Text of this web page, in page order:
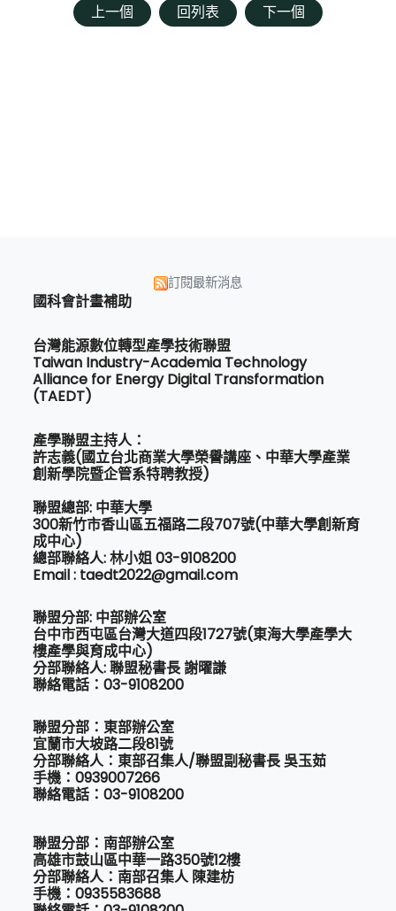
上一個 回列表 下一個
訂閱最新消息
國科會計畫補助
台灣能源數位轉型產學技術聯盟
Taiwan Industry-Academia Technology
Alliance for Energy Digital Transformation
(TAEDT)
產學聯盟主持人：
許志義(國立台北商業大學榮譽講座、中華大學產業
創新學院暨企管系特聘教授)
聯盟總部: 中華大學
300新竹市香山區五福路二段707號(中華大學創新育
成中心)
總部聯絡人: 林小姐 03-9108200
Email : taedt2022@gmail.com
聯盟分部: 中部辦公室
台中市西屯區台灣大道四段1727號(東海大學產學大
樓產學與育成中心)
分部聯絡人: 聯盟秘書長 謝曜謙
聯絡電話：03-9108200
聯盟分部：東部辦公室
宜蘭市大坡路二段81號
分部聯絡人：東部召集人/聯盟副秘書長 吳玉茹
手機：0939007266
聯絡電話：03-9108200
聯盟分部：南部辦公室
高雄市鼓山區中華一路350號12樓
分部聯絡人：南部召集人 陳建枋
手機：0935583688